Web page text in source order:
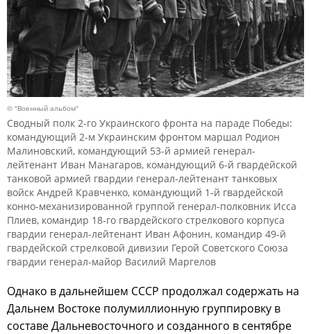
© "Военный альбом"
Сводный полк 2-го Украинского фронта на параде Победы:
командующий 2-м Украинским фронтом маршал Родион
Малиновский, командующий 53-й армией генерал-
лейтенант Иван Манагаров, командующий 6-й гвардейской
танковой армией гвардии генерал-лейтенант танковых
войск Андрей Кравченко, командующий 1-й гвардейской
конно-механизированной группой генерал-полковник Исса
Плиев, командир 18-го гвардейского стрелкового корпуса
гвардии генерал-лейтенант Иван Афонин, командир 49-й
гвардейской стрелковой дивизии Герой Советского Союза
гвардии генерал-майор Василий Маргелов
Однако в дальнейшем СССР продолжал содержать на
Дальнем Востоке полумиллионную группировку в
составе Дальневосточного и созданного в сентябре